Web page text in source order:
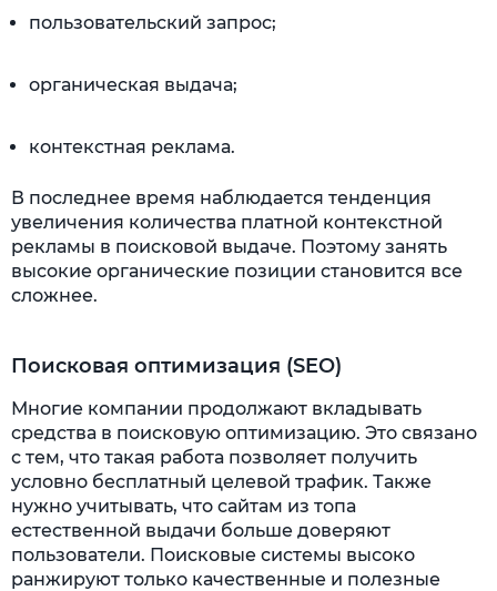
пользовательский запрос;
органическая выдача;
контекстная реклама.
В последнее время наблюдается тенденция
увеличения количества платной контекстной
рекламы в поисковой выдаче. Поэтому занять
высокие органические позиции становится все
сложнее.
Поисковая оптимизация (SEO)
Многие компании продолжают вкладывать
средства в поисковую оптимизацию. Это связано
с тем, что такая работа позволяет получить
условно бесплатный целевой трафик. Также
нужно учитывать, что сайтам из топа
естественной выдачи больше доверяют
пользователи. Поисковые системы высоко
ранжируют только качественные и полезные